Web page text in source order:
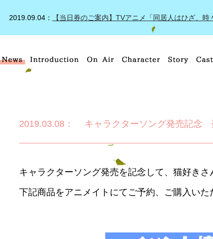
2019.09.04： 【当日券のご案内】TVアニメ「同居人はひざ、時々、頭の
2019.03.08 キャラクターソング発売記念
キャラクターソング発売を記念して、猫好き
下記商品をアニメイトにてご予約、ご購入い